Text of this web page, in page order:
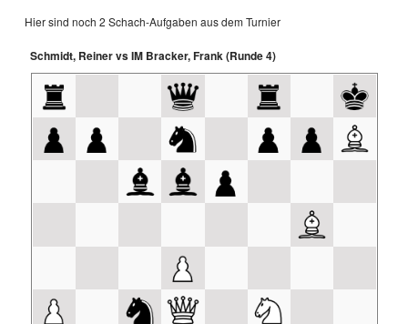
Hier sind noch 2 Schach-Aufgaben aus dem Turnier
Schmidt, Reiner vs IM Bracker, Frank (Runde 4)